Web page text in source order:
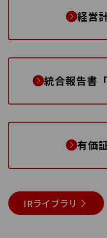
経営
統合報告書
有価
IRライブラリ